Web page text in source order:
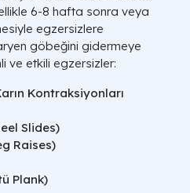
6-8 hafta sonra veya
egzersizlere
göbeğini gidermeye
ve etkili egzersizler:
Kontraksiyonları
Slides)
Raises)
Plank)